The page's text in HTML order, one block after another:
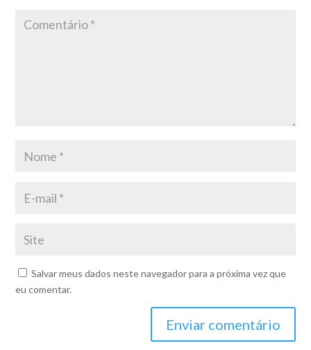
Salvar meus dados neste navegador para a próxima vez que
eu comentar.
Enviar comentário